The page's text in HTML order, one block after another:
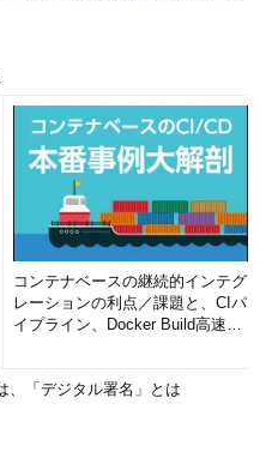
コンテナベースの継続的インテグ
レーションの利点／課題と、CIパ
イプライン、Docker Build高速化
、「デジタル署名」とは